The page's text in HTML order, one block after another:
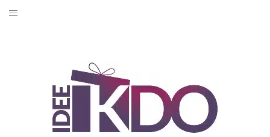
Aller
CADEAUX PAR STYLE
POUR QUI EST CE CADEAU ?